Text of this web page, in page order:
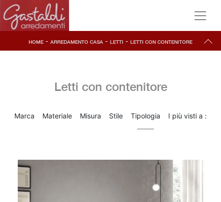
HOME - ARREDAMENTO CASA - LETTI - LETTI CON CONTENITORE
Letti con contenitore
Marca Materiale Misura Stile Tipologia I più visti a :